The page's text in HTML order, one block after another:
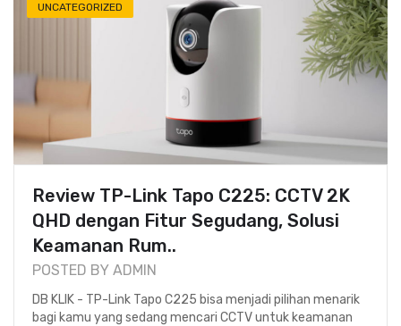
UNCATEGORIZED
Review TP-Link Tapo C225: CCTV 2K
QHD dengan Fitur Segudang, Solusi
Keamanan Rum..
POSTED BY ADMIN
DB KLIK - TP-Link Tapo C225 bisa menjadi pilihan menarik
bagi kamu yang sedang mencari CCTV untuk keamanan